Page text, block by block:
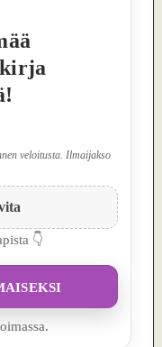
veloitusta. Ilmaijakso
👇